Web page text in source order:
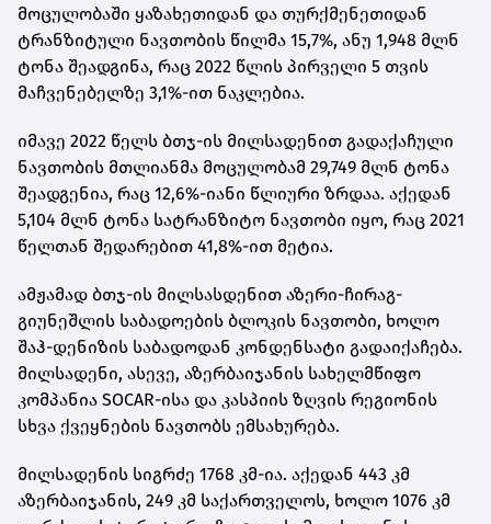
მოცულობაში ყაზახეთიდან და თურქმენეთიდან
ტრანზიტული ნავთობის წილმა 15,7%, ანუ 1,948 მლნ
ტონა შეადგინა, რაც 2022 წლის პირველი 5 თვის
მაჩვენებელზე 3,1%-ით ნაკლებია.
იმავე 2022 წელს ბთჯ-ის მილსადენით გადაქაჩული
ნავთობის მთლიანმა მოცულობამ 29,749 მლნ ტონა
შეადგენია, რაც 12,6%-იანი წლიური ზრდაა. აქედან
5,104 მლნ ტონა სატრანზიტო ნავთობი იყო, რაც 2021
წელთან შედარებით 41,8%-ით მეტია.
ამჟამად ბთჯ-ის მილსასდენით აზერი-ჩირაგ-
გიუნეშლის საბადოების ბლოკის ნავთობი, ხოლო
შაჰ-დენიზის საბადოდან კონდენსატი გადაიქაჩება.
მილსადენი, ასევე, აზერბაიჯანის სახელმწიფო
კომპანია SOCAR-ისა და კასპიის ზღვის რეგიონის
სხვა ქვეყნების ნავთობს ემსახურება.
მილსადენის სიგრძე 1768 კმ-ია. აქედან 443 კმ
აზერბაიჯანის, 249 კმ საქართველოს, ხოლო 1076 კმ